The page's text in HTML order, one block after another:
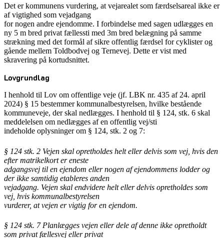
Det er kommunens vurdering, at vejarealet som færdselsareal ikke er
af vigtighed som vejadgang
for nogen andre ejendomme. I forbindelse med sagen udlægges en
ny 5 m bred privat fællessti med 3m bred belægning på samme
strækning med det formål af sikre offentlig færdsel for cyklister og
gående mellem Toldbodvej og Ternevej. Dette er vist med
skravering på kortudsnittet.
Lovgrundlag
I henhold til Lov om offentlige veje (jf. LBK nr. 435 af 24. april
2024) § 15 bestemmer kommunalbestyrelsen, hvilke bestående
kommuneveje, der skal nedlægges. I henhold til § 124, stk. 6 skal
meddelelsen om nedlægges af en offentlig vej/sti
indeholde oplysninger om § 124, stk. 2 og 7:
§ 124 stk. 2 Vejen skal opretholdes helt eller delvis som vej, hvis den
efter matrikelkort er eneste
adgangsvej til en ejendom eller nogen af ejendommens lodder og
der ikke samtidig etableres anden
vejadgang. Vejen skal endvidere helt eller delvis opretholdes som
vej, hvis kommunalbestyrelsen
vurderer, at vejen er vigtig for en ejendom.
§ 124 stk. 7 Planlægges vejen eller dele af denne ikke opretholdt
som privat fællesvej eller privat